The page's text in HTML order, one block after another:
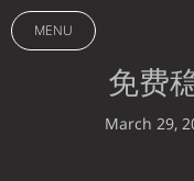
MENU
免费
March 29,